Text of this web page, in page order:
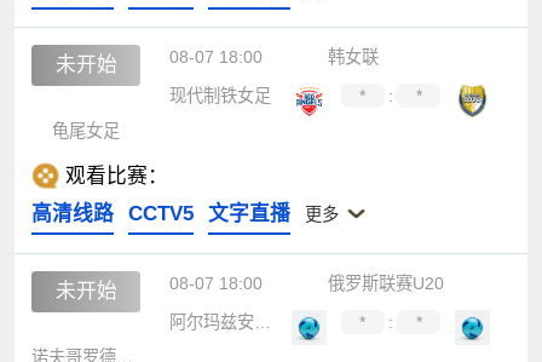
未开始 08-07 18:00
韩女联
现代制铁女足
* :
*
龟尾女足
观看比赛：
高清线路
CCTV5 文字直播 更多
未开始 08-07 18:00
俄罗斯联赛U20
阿尔玛兹安泰青年队
* :
*